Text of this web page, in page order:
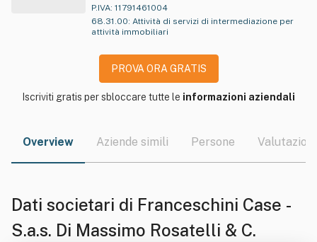
P.IVA: 11791461004
68.31.00: Attività di servizi di intermediazione per
attività immobiliari
PROVA ORA GRATIS
Iscriviti gratis per sbloccare tutte le informazioni aziendali
Overview Aziende simili Persone Valutazioni
Dati societari di Franceschini Case -
S.a.s. Di Massimo Rosatelli & C.